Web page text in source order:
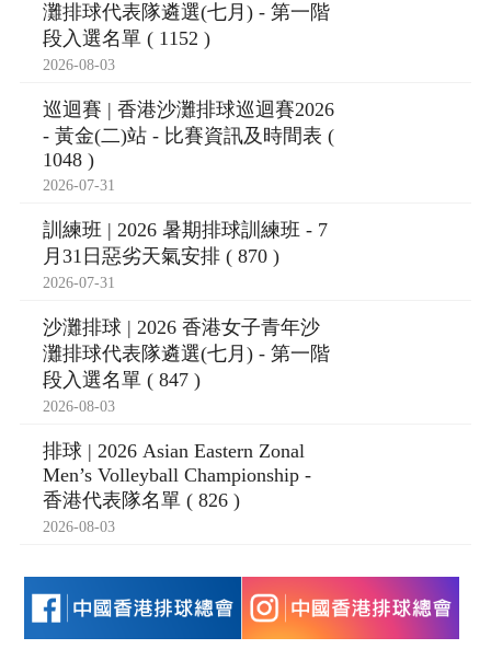
灘排球代表隊遴選(七月) - 第一階
段入選名單 ( 1152 )
2026-08-03
巡迴賽 | 香港沙灘排球巡迴賽2026
- 黃金(二)站 - 比賽資訊及時間表 (
1048 )
2026-07-31
訓練班 | 2026 暑期排球訓練班 - 7
月31日惡劣天氣安排 ( 870 )
2026-07-31
沙灘排球 | 2026 香港女子青年沙
灘排球代表隊遴選(七月) - 第一階
段入選名單 ( 847 )
2026-08-03
排球 | 2026 Asian Eastern Zonal
Men’s Volleyball Championship -
香港代表隊名單 ( 826 )
2026-08-03